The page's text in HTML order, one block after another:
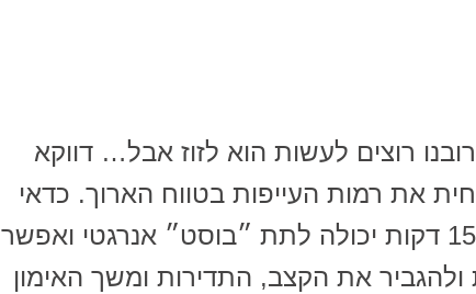
רוצים לעשות הוא לזוז אבל… דווקא
את רמות העייפות בטווח הארוך. כדאי
לדעת כי אפילו הליכה קצרה של 15 דקות יכולה לתת ״בוסט״ אנרגטי ואפשר
את הקצב, התדירות ומשך האימון